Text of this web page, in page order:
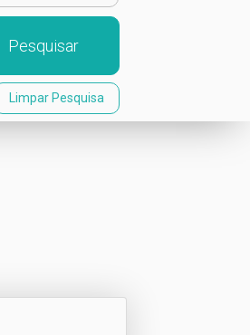
Pesquisar
Limpar Pesquisa